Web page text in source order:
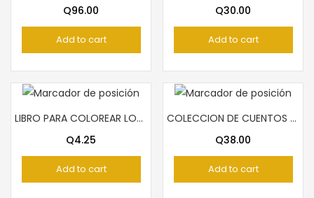
Q96.00
Add to cart
Q30.00
Add to cart
LIBRO PARA COLOREAR LOS TRANSPORTES
Q4.25
Add to cart
COLECCION DE CUENTOS CLASICOS No.1
Q38.00
Add to cart